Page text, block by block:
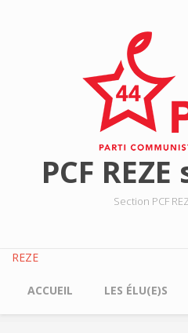
PCF
Section PCF
REZE
ACCUEIL LES ÉLU(E)S